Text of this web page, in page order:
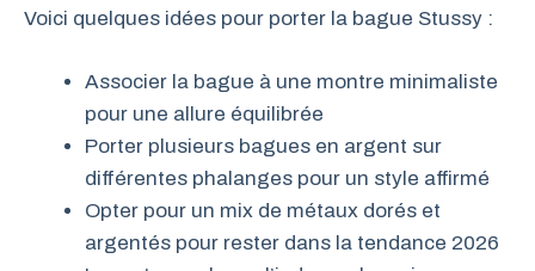
Voici quelques idées pour porter la bague Stussy :
Associer la bague à une montre minimaliste
pour une allure équilibrée
Porter plusieurs bagues en argent sur
différentes phalanges pour un style affirmé
Opter pour un mix de métaux dorés et
argentés pour rester dans la tendance 2026